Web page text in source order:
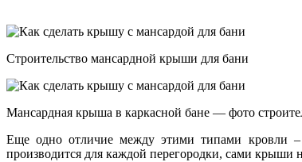
Строительство мансардной крыши для бани
Мансардная крыша в каркасной бане — фото
Еще одно отличие между этими типами кровли
производится для каждой перегородки, сами крыши